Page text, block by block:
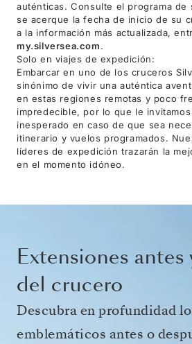
auténticas. Consulte el programa de
se acerque la fecha de inicio de su
a la información más actualizada,
my.silversea.com.
Solo en viajes de expedición:
Embarcar en uno de los cruceros
sinónimo de vivir una auténtica
en estas regiones remotas y poco
impredecible, por lo que le
inesperado en caso de que sea
itinerario y vuelos programados.
líderes de expedición trazarán la
en el momento idóneo.
Extensiones antes
del crucero
Descubra en profundidad
emblemáticos antes o